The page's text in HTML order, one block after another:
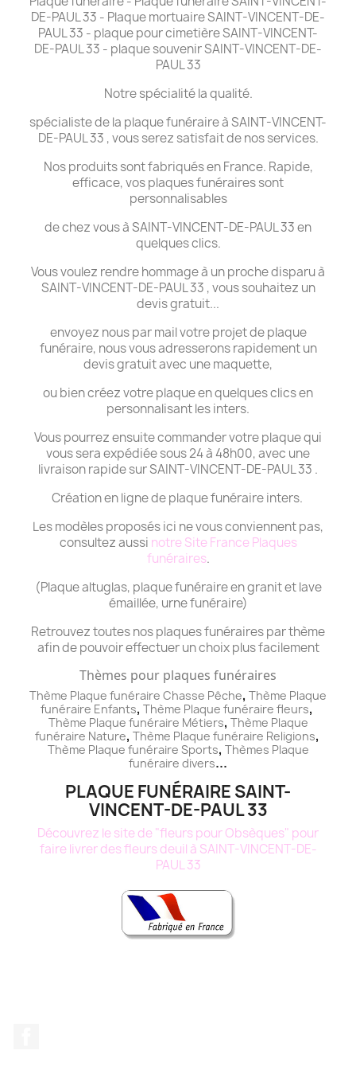
DE-PAUL 33 - Plaque mortuaire SAINT-VINCENT-DE-
PAUL 33 - plaque pour cimetière SAINT-VINCENT-
DE-PAUL 33 - plaque souvenir SAINT-VINCENT-DE-
PAUL 33
Notre spécialité la qualité.
spécialiste de la plaque funéraire à SAINT-VINCENT-
DE-PAUL 33 , vous serez satisfait de nos services.
Nos produits sont fabriqués en France. Rapide,
efficace, vos plaques funéraires sont
personnalisables
de chez vous à SAINT-VINCENT-DE-PAUL 33 en
quelques clics.
Vous voulez rendre hommage à un proche disparu à
SAINT-VINCENT-DE-PAUL 33 , vous souhaitez un
devis gratuit...
envoyez nous par mail votre projet de plaque
funéraire, nous vous adresserons rapidement un
devis gratuit avec une maquette,
ou bien créez votre plaque en quelques clics en
personnalisant les inters.
Vous pourrez ensuite commander votre plaque qui
vous sera expédiée sous 24 à 48h00, avec une
livraison rapide sur SAINT-VINCENT-DE-PAUL 33 .
Création en ligne de plaque funéraire inters.
Les modèles proposés ici ne vous conviennent pas,
consultez aussi notre Site France Plaques
funéraires.
(Plaque altuglas, plaque funéraire en granit et lave
émaillée, urne funéraire)
Retrouvez toutes nos plaques funéraires par thème
afin de pouvoir effectuer un choix plus facilement
Thèmes pour plaques funéraires
Thème Plaque funéraire Chasse Pêche, Thème Plaque
funéraire Enfants, Thème Plaque funéraire fleurs,
Thème Plaque funéraire Métiers, Thème Plaque
funéraire Nature, Thème Plaque funéraire Religions,
Thème Plaque funéraire Sports, Thèmes Plaque
funéraire divers...
PLAQUE FUNÉRAIRE SAINT-
VINCENT-DE-PAUL 33
Découvrez le site de "fleurs pour Obsèques" pour
faire livrer des fleurs deuil à SAINT-VINCENT-DE-
PAUL 33